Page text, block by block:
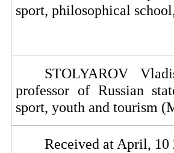
sport, philosophical
STOLYAROV
professor of Russian
sport, youth and tourism
Received at April, 10